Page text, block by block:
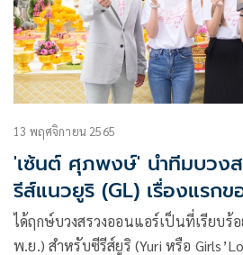
13 พฤศจิกายน 2565
'เซ้นต์ ศุภพงษ์' นำทีมบวง
รีส์แนวยูริ (GL) เรื่องแรกข
ได้ฤกษ์บวงสรวงออนแอร์เป็นที่เรียบร้
พ.ย.) สำหรับซีรีส์ยูริ (Yuri หรือ